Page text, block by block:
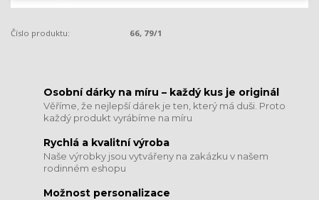
Číslo produktu: 66, 79/1
​​​​​​​Osobní dárky na míru – každý kus je originál
Věříme, že nejlepší dárek je ten, který má duši. Proto
každý produkt vyrábíme na míru
Rychlá a kvalitní výroba
Naše výrobky jsou vytvářeny na zakázku v našem
rodinném eshopu
Možnost personalizace